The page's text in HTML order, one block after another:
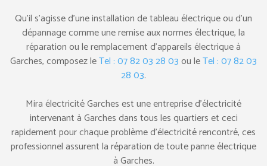
Qu’il s’agisse d’une installation de tableau électrique ou d’un
dépannage comme une remise aux normes électrique, la
réparation ou le remplacement d’appareils électrique à
Garches, composez leTel : 07 82 03 28 03ou leTel : 07 82 03
28 03.
Mira électricité Garches est une entreprise d’électricité
intervenant à Garches dans tous les quartiers et ceci
rapidement pour chaque problème d’électricité rencontré, ces
professionnel assurent la réparation de toute panne électrique
à Garches.